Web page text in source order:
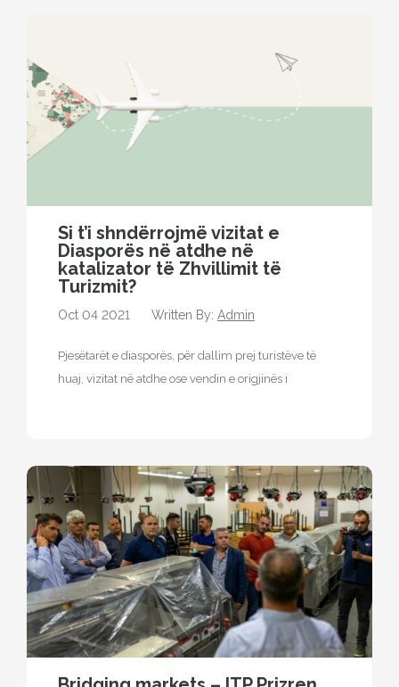
Si t’i shndërrojmë vizitat e
Diasporës ​​në atdhe në
katalizator të Zhvillimit të
Turizmit?
Oct 04 2021 Written By: Admin
Pjesëtarët e diasporës, për dallim prej turistëve të
huaj, vizitat në atdhe ose vendin e origjinës i